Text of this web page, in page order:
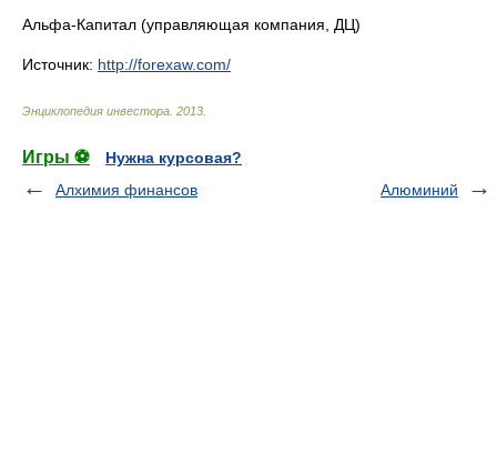
Альфа-Капитал (управляющая компания, ДЦ)
Источник: http://forexaw.com/
Энциклопедия инвестора 2013
Игры ⚽
Нужна курсовая?
Алхимия финансов
Алюминий